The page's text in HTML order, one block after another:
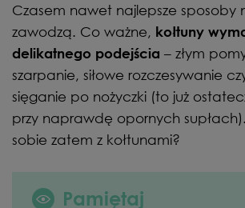
Czasem nawet najlepsze sposoby
zawodzą. Co ważne, kołtuny
delikatnego podejścia – złym
szarpanie, siłowe rozczesywanie
sięganie po nożyczki (to już
przy naprawdę opornych
sobie zatem z kołtunami?
Pamiętaj